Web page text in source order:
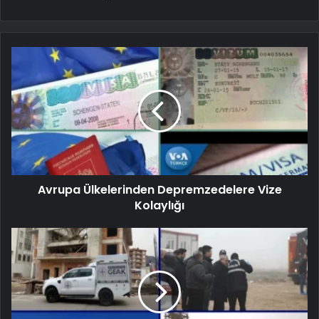
Avrupa Ülkelerinden Depremzedelere Vize
Kolaylığı